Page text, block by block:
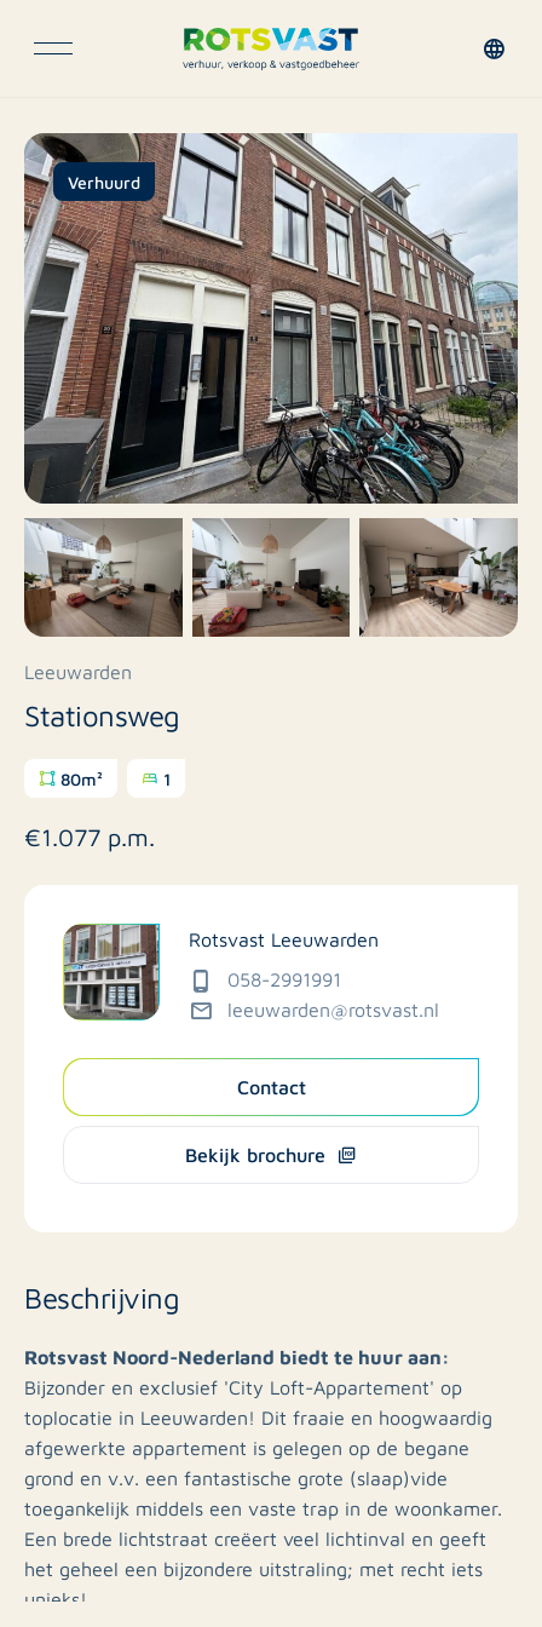
Verhuurd
Leeuwarden
Stationsweg
80m² 1
€1.077 p.m.
Rotsvast Leeuwarden
058-2991991
leeuwarden@rotsvast.nl
Contact
Bekijk brochure
Beschrijving
Rotsvast Noord-Nederland biedt te huur aan:
Bijzonder en exclusief 'City Loft-Appartement' op
toplocatie in Leeuwarden! Dit fraaie en hoogwaardig
afgewerkte appartement is gelegen op de begane
grond en v.v. een fantastische grote (slaap)vide
toegankelijk middels een vaste trap in de woonkamer.
Een brede lichtstraat creëert veel lichtinval en geeft
het geheel een bijzondere uitstraling; met recht iets
unieks!